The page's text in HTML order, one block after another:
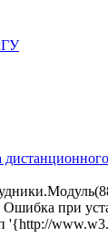
при
'{http://